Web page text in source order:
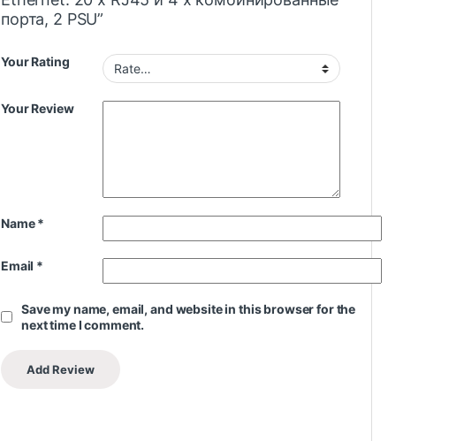
порта, 2 PSU”
Your Rating
Your Review
Name*
Email *
Save my name, email, and website in this browser for the
next time I comment.